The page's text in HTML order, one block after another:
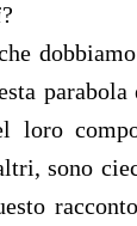
?
sono